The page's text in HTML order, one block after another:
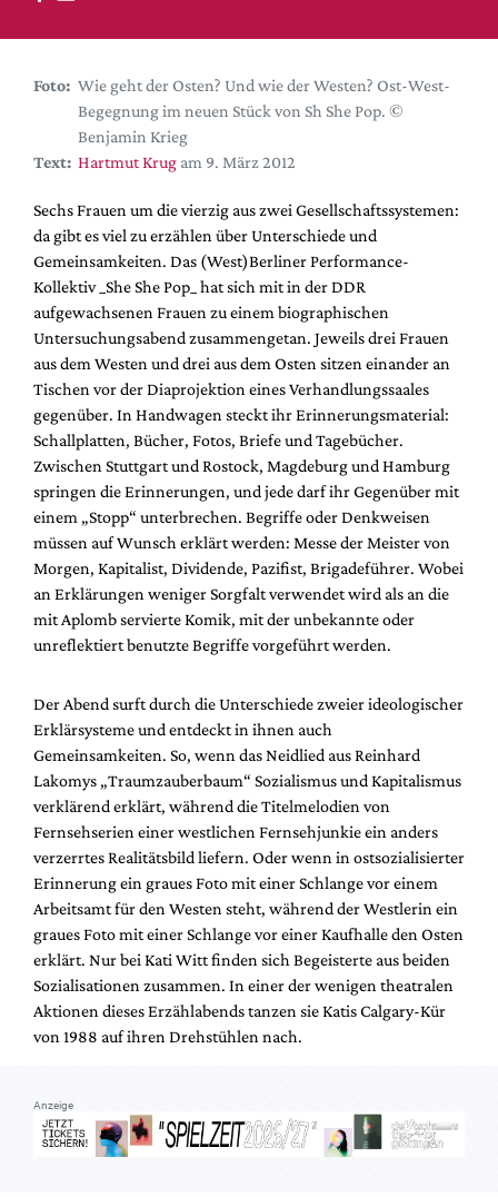
DdB-map
Premierensuche
Festival-Planer
Hefte
Alle Hefte
Leseproben
Podcast
Service
Shop / Abo
Newsletter
Redaktion
Autor:innen
Partner
Mediadaten
Suche
Foto: Wie geht der Osten? Und wie der Westen? Ost-West-
Begegnung im neuen Stück von Sh She Pop. ©
Benjamin Krieg
Text: Hartmut Krug am 9. März 2012
Sechs Frauen um die vierzig aus zwei Gesellschaftssystemen:
da gibt es viel zu erzählen über Unterschiede und
Gemeinsamkeiten. Das (West)Berliner Performance-
Kollektiv _She She Pop_ hat sich mit in der DDR
aufgewachsenen Frauen zu einem biographischen
Untersuchungsabend zusammengetan. Jeweils drei Frauen
aus dem Westen und drei aus dem Osten sitzen einander an
Tischen vor der Diaprojektion eines Verhandlungssaales
gegenüber. In Handwagen steckt ihr Erinnerungsmaterial:
Schallplatten, Bücher, Fotos, Briefe und Tagebücher.
Zwischen Stuttgart und Rostock, Magdeburg und Hamburg
springen die Erinnerungen, und jede darf ihr Gegenüber mit
einem „Stopp“ unterbrechen. Begriffe oder Denkweisen
müssen auf Wunsch erklärt werden: Messe der Meister von
Morgen, Kapitalist, Dividende, Pazifist, Brigadeführer. Wobei
an Erklärungen weniger Sorgfalt verwendet wird als an die
mit Aplomb servierte Komik, mit der unbekannte oder
unreflektiert benutzte Begriffe vorgeführt werden.
Der Abend surft durch die Unterschiede zweier ideologischer
Erklärsysteme und entdeckt in ihnen auch
Gemeinsamkeiten. So, wenn das Neidlied aus Reinhard
Lakomys „Traumzauberbaum“ Sozialismus und Kapitalismus
verklärend erklärt, während die Titelmelodien von
Fernsehserien einer westlichen Fernsehjunkie ein anders
verzerrtes Realitätsbild liefern. Oder wenn in ostsozialisierter
Erinnerung ein graues Foto mit einer Schlange vor einem
Arbeitsamt für den Westen steht, während der Westlerin ein
graues Foto mit einer Schlange vor einer Kaufhalle den Osten
erklärt. Nur bei Kati Witt finden sich Begeisterte aus beiden
Sozialisationen zusammen. In einer der wenigen theatralen
Aktionen dieses Erzählabends tanzen sie Katis Calgary-Kür
von 1988 auf ihren Drehstühlen nach.
Anzeige